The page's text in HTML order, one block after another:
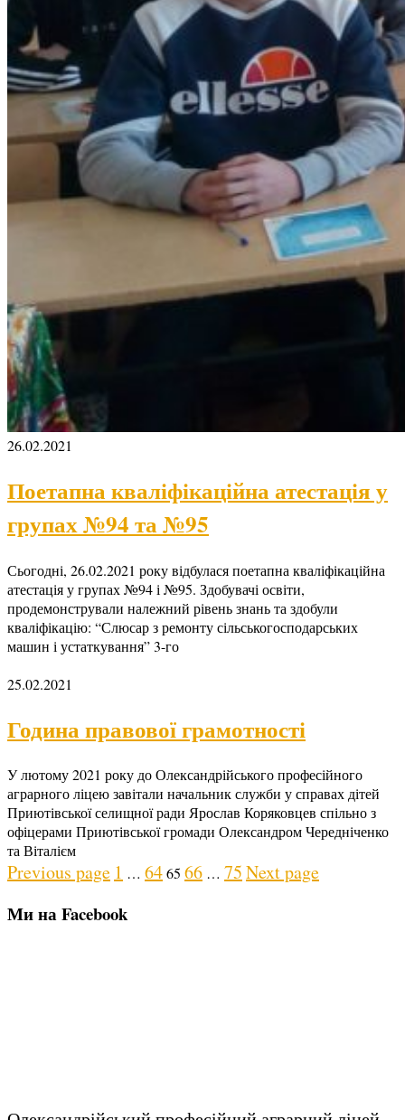
26.02.2021
Поетапна кваліфікаційна атестація у
групах №94 та №95
Сьогодні, 26.02.2021 року відбулася поетапна кваліфікаційна
атестація у групах №94 і №95. Здобувачі освіти,
продемонстрували належний рівень знань та здобули
кваліфікацію: “Слюсар з ремонту сільськогосподарських
машин і устаткування” 3-го
25.02.2021
Година правової грамотності
У лютому 2021 року до Олександрійського професійного
аграрного ліцею завітали начальник служби у справах дітей
Приютівської селищної ради Ярослав Коряковцев спільно з
офіцерами Приютівської громади Олександром Чередніченко
та Віталієм
Posts
pagination
Previous page Page
1 … Page
64Page
65 Page
66 … Page
75Next page
Ми на Facebook